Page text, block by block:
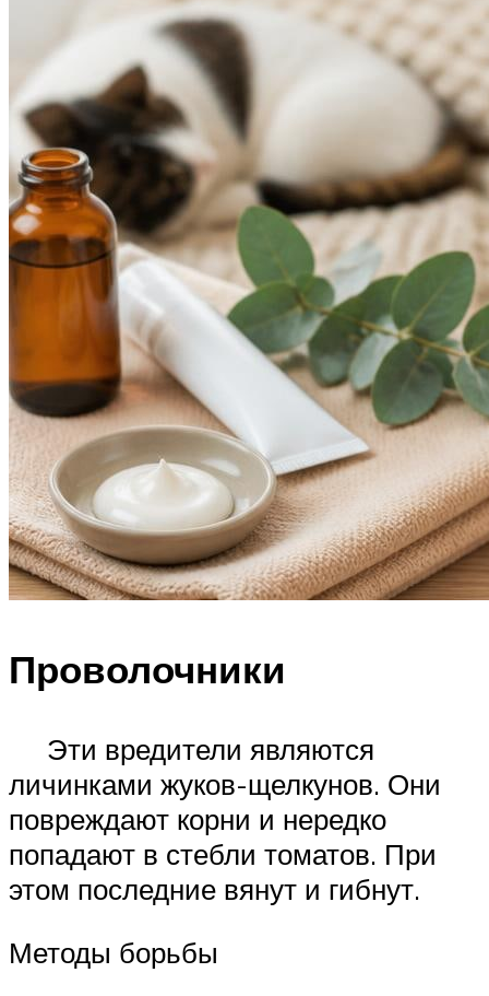
Проволочники
Эти вредители являются
личинками жуков-щелкунов. Они
повреждают корни и нередко
попадают в стебли томатов. При
этом последние вянут и гибнут.
Методы борьбы